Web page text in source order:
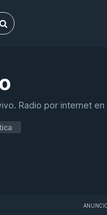
Radio por internet